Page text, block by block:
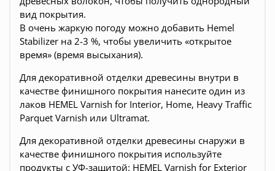
вид покрытия.
В очень жаркую погоду можно добавить Hemel
Stabilizer на 2-3 %, чтобы увеличить «открытое
время» (время высыхания).
Для декоративной отделки древесины внутри в
качестве финишного покрытия нанесите один из
лаков HEMEL Varnish for Interior, Home, Heavy Traffic
Parquet Varnish или Ultramat.
Для декоративной отделки древесины снаружи в
качестве финишного покрытия используйте
продукты с УФ-защитой: HEMEL Varnish for Exterior